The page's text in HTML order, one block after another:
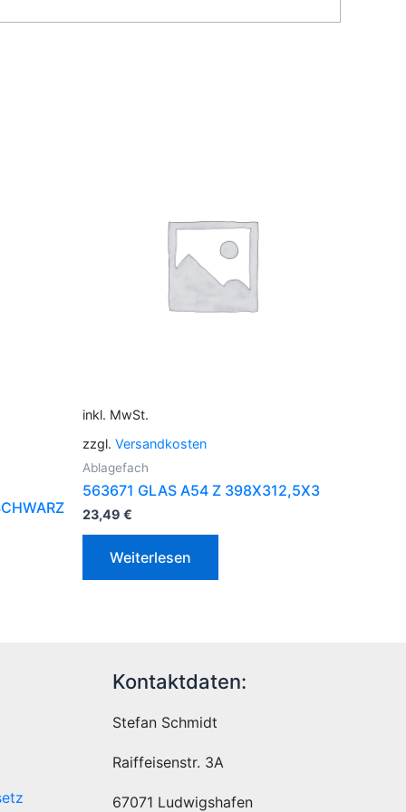
inkl. MwSt.
zzgl. Versandkosten
Ablagefach
563671 GLAS A54 Z 398X312,5X3
23,49 €
Weiterlesen
Kontaktdaten:
Stefan Schmidt
Raiffeisenstr. 3A
67071 Ludwigshafen